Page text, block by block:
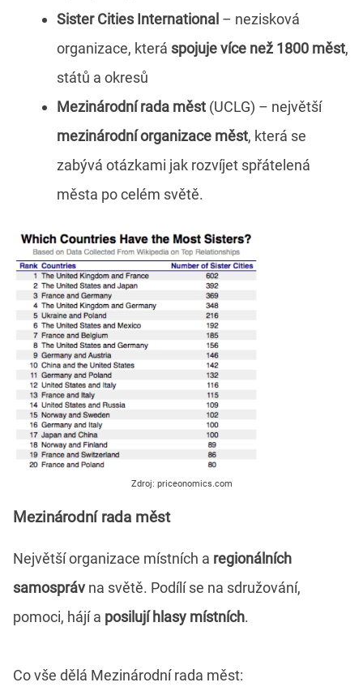
Sister Cities International – nezisková
organizace, která spojuje více než 1800 měst,
států a okresů
Mezinárodní rada měst (UCLG) – největší
mezinárodní organizace měst, která se
zabývá otázkami jak rozvíjet spřátelená
města po celém světě.
Zdroj: priceonomics.com
Mezinárodní rada měst
Největší organizace místních a regionálních
samosprávna světě. Podílí se na sdružování,
pomoci, hájí a posilují hlasy místních.
Co vše dělá Mezinárodní rada měst: